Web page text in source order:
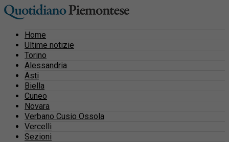
Home
Ultime notizie
Torino
Alessandria
Asti
Biella
Cuneo
Novara
Verbano Cusio Ossola
Vercelli
Sezioni